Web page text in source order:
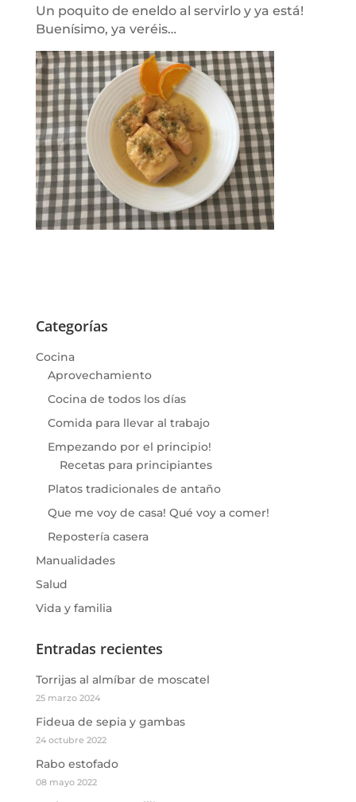
Un poquito de eneldo al servirlo y ya está!
Buenísimo, ya veréis…
Categorías
Cocina
Aprovechamiento
Cocina de todos los días
Comida para llevar al trabajo
Empezando por el principio!
Recetas para principiantes
Platos tradicionales de antaño
Que me voy de casa! Qué voy a comer!
Repostería casera
Manualidades
Salud
Vida y familia
Entradas recientes
Torrijas al almíbar de moscatel
25 marzo 2024
Fideua de sepia y gambas
24 octubre 2022
Rabo estofado
08 mayo 2022